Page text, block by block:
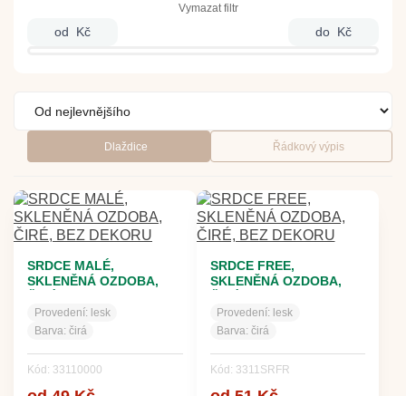
Vymazat filtr
od Kč do Kč
Dlaždice Řádkový výpis
SRDCE MALÉ,
SKLENĚNÁ OZDOBA,
Provedení: lesk
Barva: čirá
Kód: 33110000
SRDCE FREE,
SKLENĚNÁ OZDOBA,
Provedení: lesk
Barva: čirá
Kód: 3311SRFR